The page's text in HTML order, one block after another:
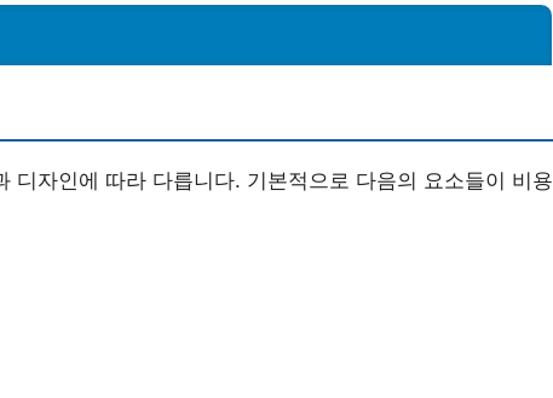
디자인에 따라 다릅니다. 기본적으로 다음의 요소들이 비용